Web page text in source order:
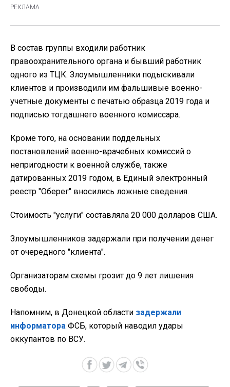
В состав группы входили работник
правоохранительного органа и бывший работник
одного из ТЦК. Злоумышленники подыскивали
клиентов и производили им фальшивые военно-
учетные документы с печатью образца 2019 года и
подписью тогдашнего военного комиссара.
Кроме того, на основании поддельных
постановлений военно-врачебных комиссий о
непригодности к военной службе, также
датированных 2019 годом, в Единый электронный
реестр "Оберег" вносились ложные сведения.
Стоимость "услуги" составляла 20 000 долларов США.
Злоумышленников задержали при получении денег
от очередного "клиента".
Организаторам схемы грозит до 9 лет лишения
свободы.
Напомним, в Донецкой области задержали
информатора ФСБ, который наводил удары
оккупантов по ВСУ.